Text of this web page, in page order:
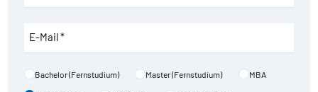
E-Mail *
Bachelor (Fernstudium) Master (Fernstudium) MBA